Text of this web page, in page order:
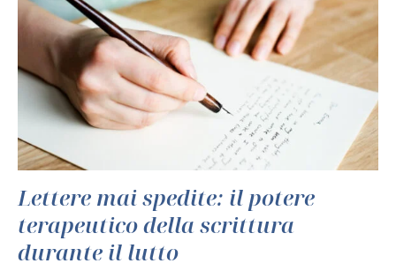
Lettere mai spedite: il potere
terapeutico della scrittura
durante il lutto